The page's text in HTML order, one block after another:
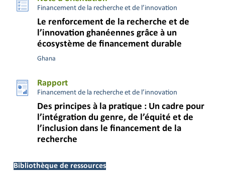
Financement de la recherche et de l’innovation
Le renforcement de la recherche et de
l’innovation ghanéennes grâce à un
écosystème de financement durable
Ghana
Rapport
Financement de la recherche et de l’innovation
Des principes à la pratique : Un cadre pour
l’intégration du genre, de l’équité et de
l’inclusion dans le financement de la
recherche
Bibliothèque de ressources